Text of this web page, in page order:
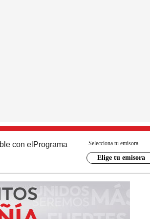
con el Programa Selecciona tu emisora
Elige tu emisora